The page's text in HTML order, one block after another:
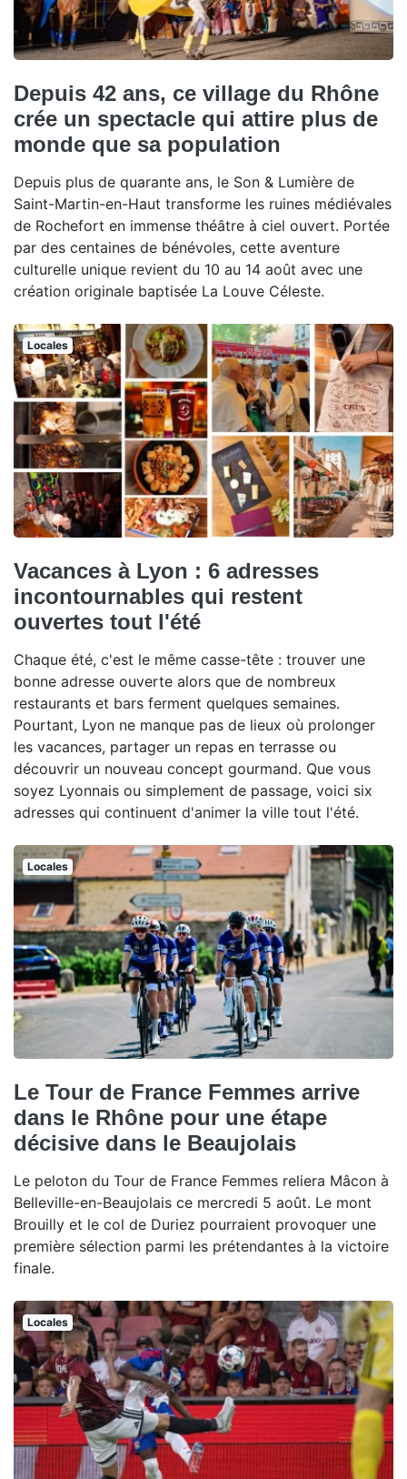
Depuis 42 ans, ce village du Rhône
crée un spectacle qui attire plus de
monde que sa population
Depuis plus de quarante ans, le Son & Lumière de
Saint-Martin-en-Haut transforme les ruines médiévales
de Rochefort en immense théâtre à ciel ouvert. Portée
par des centaines de bénévoles, cette aventure
culturelle unique revient du 10 au 14 août avec une
création originale baptisée La Louve Céleste.
Locales
Vacances à Lyon : 6 adresses
incontournables qui restent
ouvertes tout l'été
Chaque été, c'est le même casse-tête : trouver une
bonne adresse ouverte alors que de nombreux
restaurants et bars ferment quelques semaines.
Pourtant, Lyon ne manque pas de lieux où prolonger
les vacances, partager un repas en terrasse ou
découvrir un nouveau concept gourmand. Que vous
soyez Lyonnais ou simplement de passage, voici six
adresses qui continuent d'animer la ville tout l'été.
Locales
Le Tour de France Femmes arrive
dans le Rhône pour une étape
décisive dans le Beaujolais
Le peloton du Tour de France Femmes reliera Mâcon à
Belleville-en-Beaujolais ce mercredi 5 août. Le mont
Brouilly et le col de Duriez pourraient provoquer une
première sélection parmi les prétendantes à la victoire
finale.
Locales